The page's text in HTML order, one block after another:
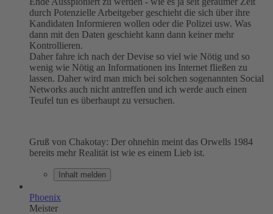
durch Potenzielle Arbeitgeber geschieht die sich über ihre
Kandidaten Informieren wollen oder die Polizei usw. Was
dann mit den Daten geschieht kann dann keiner mehr
Kontrollieren.
Daher fahre ich nach der Devise so viel wie Nötig und so
wenig wie Nötig an Informationen ins Internet fließen zu
lassen. Daher wird man mich bei solchen sogenannten Social
Networks auch nicht antreffen und ich werde auch einen
Teufel tun es überhaupt zu versuchen.
Gruß von Chakotay: Der ohnehin meint das Orwells 1984
bereits mehr Realität ist wie es einem Lieb ist.
Inhalt melden
Phoenix
Meister